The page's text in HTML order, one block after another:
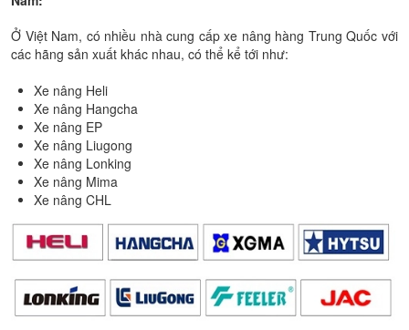
Ở Việt Nam, có nhiều nhà cung cấp xe nâng hàng Trung Quốc với
các hãng sản xuất khác nhau, có thể kể tới như:
Xe nâng Heli
Xe nâng Hangcha
Xe nâng EP
Xe nâng Liugong
Xe nâng Lonking
Xe nâng Mima
Xe nâng CHL